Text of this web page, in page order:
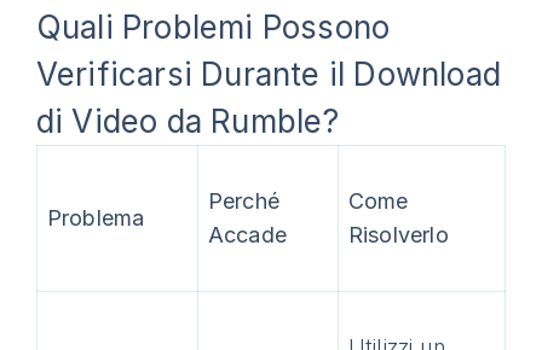
Quali Problemi Possono
Verificarsi Durante il Download
di Video da Rumble?
Problema
Perché
Accade
Come
Risolverlo